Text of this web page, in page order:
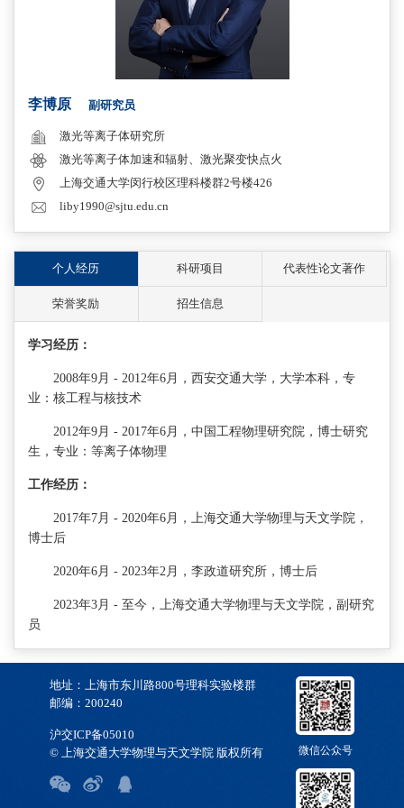
李博原 副研究员
激光等离子体研究所
激光等离子体加速和辐射、激光聚变快点火
上海交通大学闵行校区理科楼群2号楼426
liby1990@sjtu.edu.cn
个人经历 科研项目 代表性论文著作
荣誉奖励 招生信息
学习经历：
2008年9月 - 2012年6月，西安交通大学，大学本科，专
业：核工程与核技术
2012年9月 - 2017年6月，中国工程物理研究院，博士研究
生，专业：等离子体物理
工作经历：
2017年7月 - 2020年6月，上海交通大学物理与天文学院，
博士后
2020年6月 - 2023年2月，李政道研究所，博士后
2023年3月 - 至今，上海交通大学物理与天文学院，副研究
员
地址：上海市东川路800号理科实验楼群
邮编：200240
沪交ICP备05010
© 上海交通大学物理与天文学院 版权所有
微信公众号